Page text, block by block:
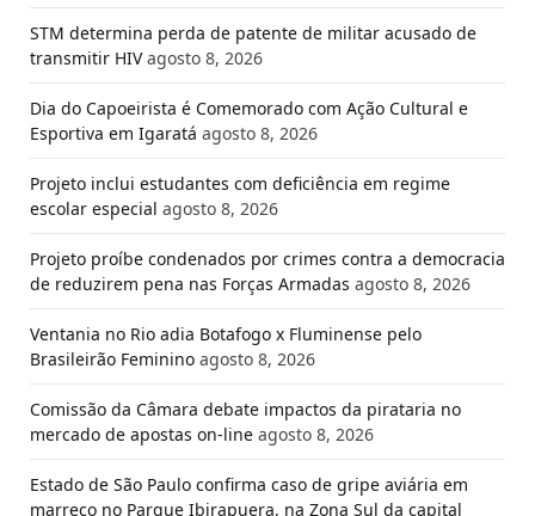
STM determina perda de patente de militar acusado de
transmitir HIV agosto 8, 2026
Dia do Capoeirista é Comemorado com Ação Cultural e
Esportiva em Igaratá agosto 8, 2026
Projeto inclui estudantes com deficiência em regime
escolar especial agosto 8, 2026
Projeto proíbe condenados por crimes contra a democracia
de reduzirem pena nas Forças Armadas agosto 8, 2026
Ventania no Rio adia Botafogo x Fluminense pelo
Brasileirão Feminino agosto 8, 2026
Comissão da Câmara debate impactos da pirataria no
mercado de apostas on-line agosto 8, 2026
Estado de São Paulo confirma caso de gripe aviária em
marreco no Parque Ibirapuera, na Zona Sul da capital